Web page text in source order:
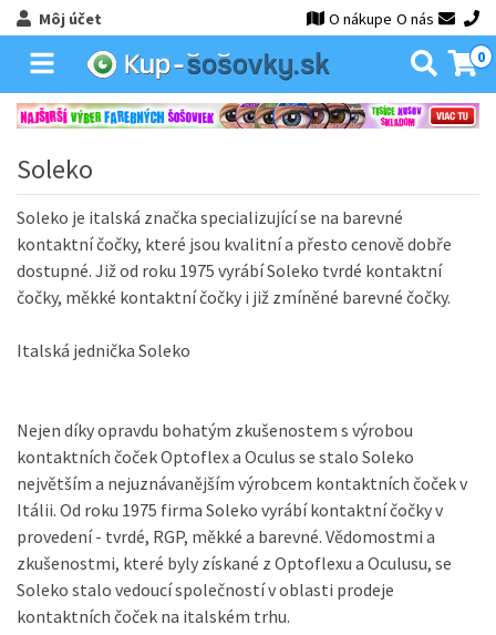
Môj účet O nákupe O nás
0
Soleko
Soleko je italská značka specializující se na barevné
kontaktní čočky, které jsou kvalitní a přesto cenově dobře
dostupné. Již od roku 1975 vyrábí Soleko tvrdé kontaktní
čočky, měkké kontaktní čočky i již zmíněné barevné čočky.
Italská jednička Soleko
Nejen díky opravdu bohatým zkušenostem s výrobou
kontaktních čoček Optoflex a Oculus se stalo Soleko
největším a nejuznávanějším výrobcem kontaktních čoček v
Itálii. Od roku 1975 firma Soleko vyrábí kontaktní čočky v
provedení - tvrdé, RGP, měkké a barevné. Vědomostmi a
zkušenostmi, které byly získané z Optoflexu a Oculusu, se
Soleko stalo vedoucí společností v oblasti prodeje
kontaktních čoček na italském trhu.